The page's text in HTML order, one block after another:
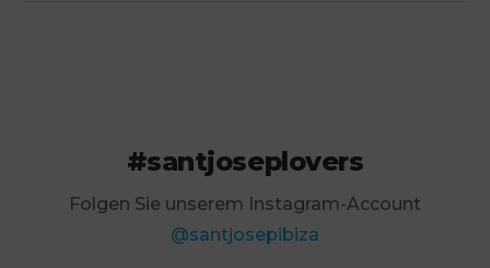
#santjoseplovers
Folgen Sie unserem Instagram-Account
@santjosepibiza